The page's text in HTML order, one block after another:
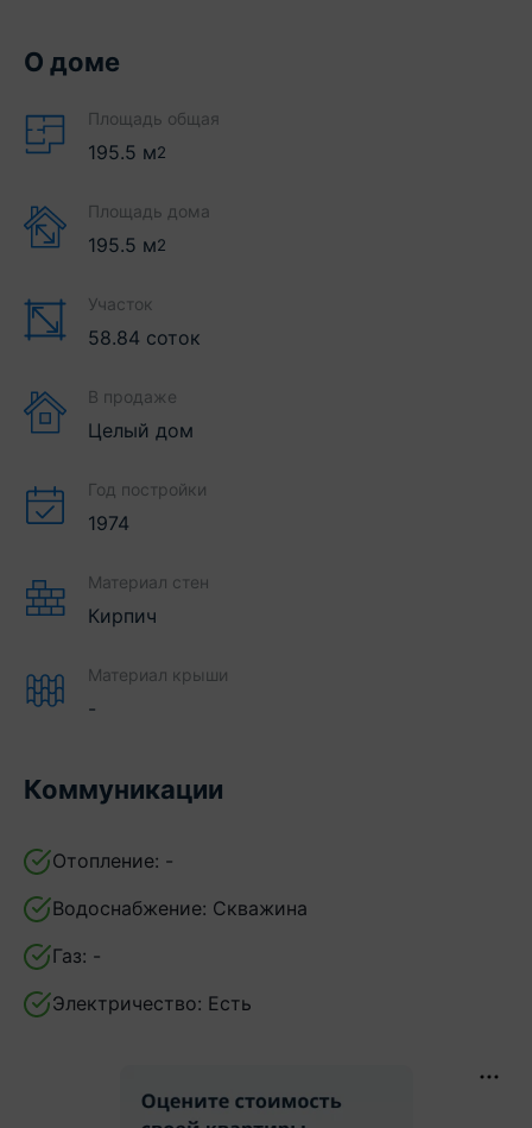
О доме
Площадь общая
195.5 м2
Площадь дома
195.5 м2
Участок
58.84 соток
В продаже
Целый дом
Год постройки
1974
Материал стен
Кирпич
Материал крыши
-
Коммуникации
Отопление: -
Водоснабжение: Скважина
Газ: -
Электричество: Есть